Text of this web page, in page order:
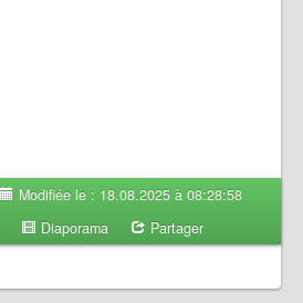
Modifiée le : 18.08.2025 à 08:28:58
Diaporama Partager